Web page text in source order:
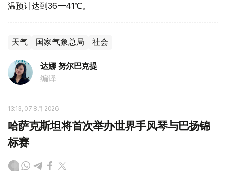
温预计达到36—41℃。
天气 国家气象总局 社会
达娜 努尔巴克提
编译
13:13, 07 8月 2026
哈萨克斯坦将首次举办世界手风琴与巴扬锦
标赛